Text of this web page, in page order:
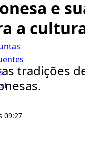
e
a
tradições
09:27